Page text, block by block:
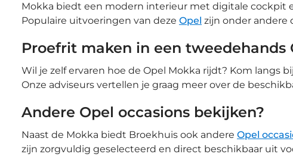
Mokka biedt een modern interieur met digitale cockpit
Populaire uitvoeringen van deze Opel zijn onder andere
Proefrit maken in een tweedehands
Wil je zelf ervaren hoe de Opel Mokka rijdt? Kom langs
Onze adviseurs vertellen je graag meer over de
Andere Opel occasions bekijken?
Naast de Mokka biedt Broekhuis ook andere Opel
zijn zorgvuldig geselecteerd en direct beschikbaar uit